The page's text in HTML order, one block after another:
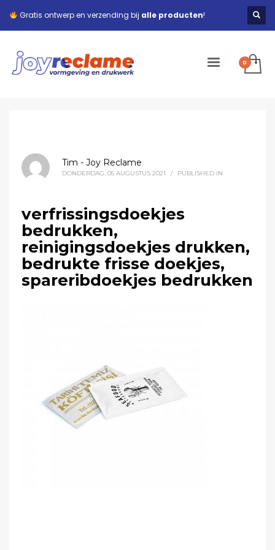
Gratis ontwerp en verzending bij alle producten!
Tim - Joy Reclame
DONDERDAG, 05 AUGUSTUS 2021 / PUBLISHED IN
verfrissingsdoekjes
bedrukken,
reinigingsdoekjes drukken,
bedrukte frisse doekjes,
spareribdoekjes bedrukken